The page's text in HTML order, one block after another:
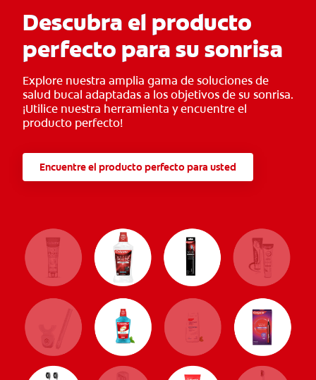
Descubra el producto
perfecto para su sonrisa
Explore nuestra amplia gama de soluciones de
salud bucal adaptadas a los objetivos de su sonrisa.
¡Utilice nuestra herramienta y encuentre el
producto perfecto!
Encuentre el producto perfecto para usted